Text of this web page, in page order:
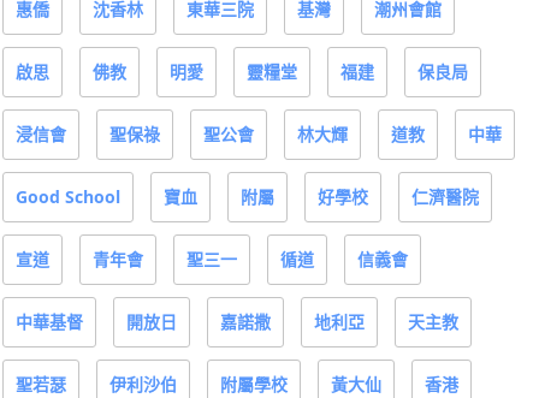
惠僑 沈香林 東華三院 基灣 潮州會館
啟思 佛教 明愛 靈糧堂 福建 保良局
浸信會 聖保祿 聖公會 林大輝 道教 中華
Good School 寶血 附屬 好學校 仁濟醫院
宣道 青年會 聖三一 循道 信義會
中華基督 開放日 嘉諾撒 地利亞 天主教
聖若瑟 伊利沙伯 附屬學校 黃大仙 香港